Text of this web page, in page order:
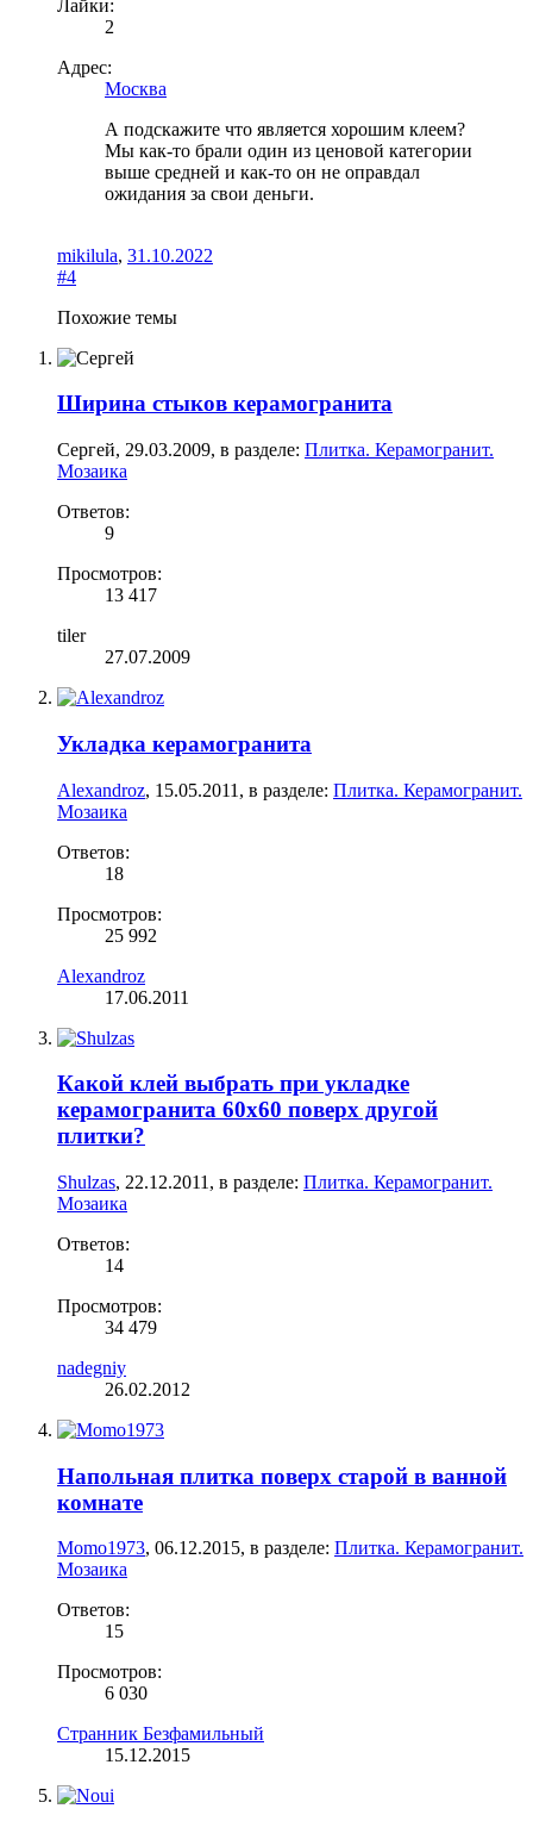
Лайки:
2
Адрес:
Москва
А подскажите что является хорошим клеем?
Мы как-то брали один из ценовой категории
выше средней и как-то он не оправдал
ожидания за свои деньги.
mikilula, 31.10.2022
#4
Похожие темы
Ширина стыков керамогранита
Сергей, 29.03.2009, в разделе: Плитка. Керамогранит.
Мозаика
Ответов:
9
Просмотров:
13 417
tiler
27.07.2009
Укладка керамогранита
Alexandroz, 15.05.2011 , в разделе: Плитка. Керамогранит.
Мозаика
Ответов:
18
Просмотров:
25 992
Alexandroz
17.06.2011
Какой клей выбрать при укладке
керамогранита 60х60 поверх другой
плитки?
Shulzas, 22.12.2011 , в разделе: Плитка. Керамогранит.
Мозаика
Ответов:
14
Просмотров:
34 479
nadegniy
26.02.2012
Напольная плитка поверх старой в ванной
комнате
Momo1973, 06.12.2015, в разделе: Плитка. Керамогранит.
Мозаика
Ответов:
15
Просмотров:
6 030
Странник Безфамильный
15.12.2015